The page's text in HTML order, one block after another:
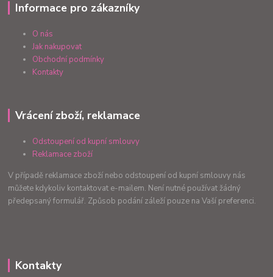
Informace pro zákazníky
O nás
Jak nakupovat
Obchodní podmínky
Kontakty
Vrácení zboží, reklamace
Odstoupení od kupní smlouvy
Reklamace zboží
V případě reklamace zboží nebo odstoupení od kupní smlouvy nás
můžete kdykoliv kontaktovat e-mailem. Není nutné používat žádný
předepsaný formulář. Způsob podání záleží pouze na Vaší preferenci.
Kontakty